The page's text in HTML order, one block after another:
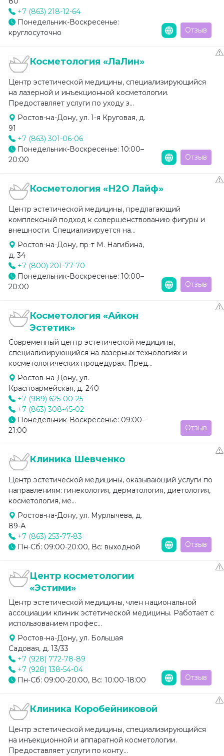
+7 (863) 218-12-64
Понедельник-Воскресенье:
круглосуточно
Отзыв
Косметология «ЛаЛин»
Центр эстетической медицины, специализирующийся
на лазерной и инъекционной косметологии.
Предоставляет услуги по уходу з...
Ростов-на-Дону, ул. 1-я Круговая, д.
91
+7 (863) 301-06-06
Понедельник-Воскресенье: 10:00–
20:00
Отзыв
Косметология «Н2О Лайф»
Центр эстетической медицины, предлагающий
комплексный подход к совершенствованию фигуры и
внешности. Специализируется на...
Ростов-на-Дону, пр-т М. Нагибина,
д. 34
+7 (800) 201-77-70
Понедельник-Воскресенье: 10:00–
20:00
Отзыв
Косметология «Айкон
Эстетик»
Современный центр эстетической медицины,
специализирующийся на лазерных технологиях и
косметологических процедурах. Пред...
Ростов-на-Дону, ул.
Красноармейская, д. 240
+7 (989) 625-00-25
+7 (863) 308-45-02
Понедельник-Воскресенье: 09:00–
21:00
Отзыв
Клиника Шевченко
Центр эстетической медицины, оказывающий услуги по
направлениям: гинекология, дерматология, диетология,
косметология, ме...
Ростов-на-Дону, ул. Мурлычева, д.
89-А
+7 (863) 253-77-83
Пн-Сб: 09:00-20:00, Вс: выходной
Отзыв
Центр косметологии
«Эстими»
Центр эстетической медицины, член национальной
ассоциации клиник эстетической медицины. Работает с
использованием профес...
Ростов-на-Дону, ул. Большая
Садовая, д. 13/33
+7 (928) 772-78-89
+7 (928) 138-54-04
Пн-Сб: 09:00-20:00, Вс: 10:00-18:00
Отзыв
Клиника Коробейниковой
Центр эстетической медицины, специализирующийся
на инъекционной и аппаратной косметологии.
Предоставляет услуги по конту...